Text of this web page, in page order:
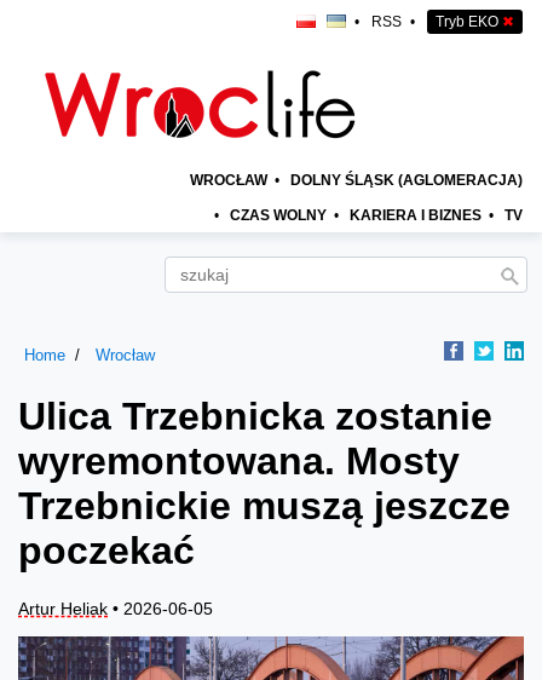
• RSS • Tryb EKO ✖
WROCŁAW • DOLNY ŚLĄSK (AGLOMERACJA)
• CZAS WOLNY • KARIERA I BIZNES • TV
Home Wrocław
Ulica Trzebnicka zostanie
wyremontowana. Mosty
Trzebnickie muszą jeszcze
poczekać
Artur Heliak • 2026-06-05